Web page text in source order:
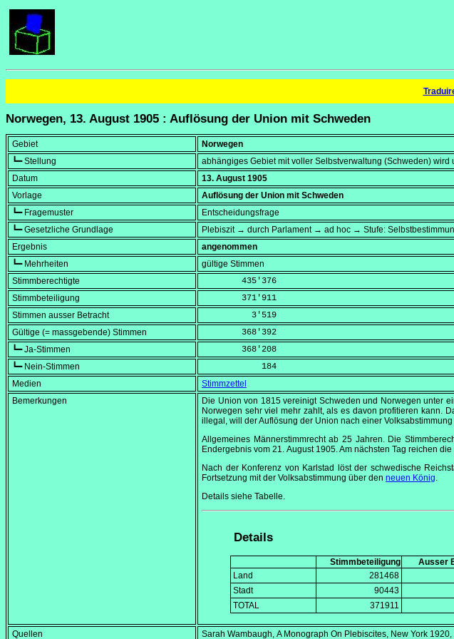
Norwegen, 13. August 1905 : Auflösung der Union mit Schweden
Gebiet
Norwegen
┗━ Stellung
abhängiges Gebiet mit voller Selbstverwaltung (Schweden) wird
Datum
13. August 1905
Vorlage
Auflösung der Union mit Schweden
┗━ Fragemuster
Entscheidungsfrage
┗━ Gesetzliche Grundlage
Plebiszit → durch Parlament → ad hoc → Stufe:
Ergebnis
angenommen
┗━ Mehrheiten
gültige Stimmen
Stimmberechtigte
        435'376
Stimmbeteiligung
        371'911
Stimmen ausser Betracht
          3'519
Gültige (= massgebende) Stimmen
        368'392
┗━ Ja-Stimmen
        368'208
┗━ Nein-Stimmen
            184
Medien
Stimmzettel
Bemerkungen
Die Union von 1815 vereinigt Schweden und Norwegen unter
Norwegen sehr viel mehr zahlt, als es davon profitieren kann.
illegal, will der Auflösung der Union nach einer
Allgemeines Männerstimmrecht ab 25 Jahren. Die
Endergebnis vom 21. August 1905. Am nächsten Tag reichen
Nach der Konferenz von Karlstad löst der schwedische
Fortsetzung mit der Volksabstimmung über den neuen König.
Details siehe Tabelle.
Details
Stimmbeteiligung Ausser
Land
281468
Stadt
90443
TOTAL
371911
Quellen Sarah Wambaugh, A Monograph On Plebiscites, New York